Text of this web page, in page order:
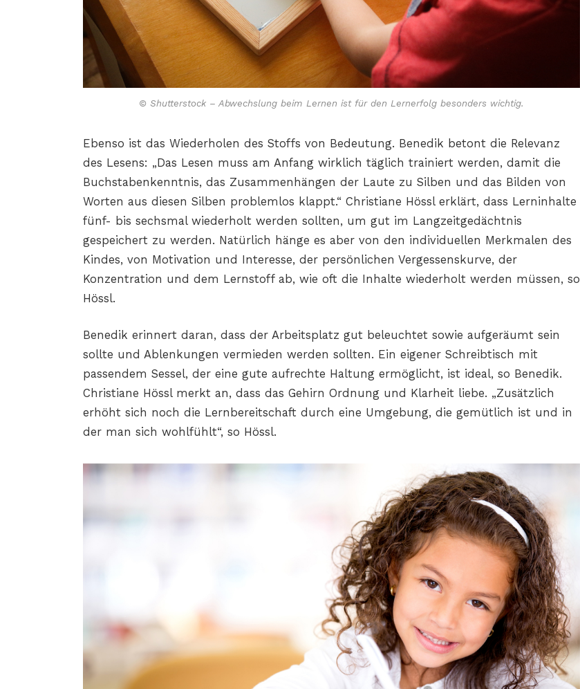
© Shutterstock – Abwechslung beim Lernen ist für den Lernerfolg besonders wichtig.
Ebenso ist das Wiederholen des Stoffs von Bedeutung. Benedik betont die Relevanz
des Lesens: „Das Lesen muss am Anfang wirklich täglich trainiert werden, damit die
Buchstabenkenntnis, das Zusammenhängen der Laute zu Silben und das Bilden von
Worten aus diesen Silben problemlos klappt.“ Christiane Hössl erklärt, dass Lerninhalte
fünf- bis sechsmal wiederholt werden sollten, um gut im Langzeitgedächtnis
gespeichert zu werden. Natürlich hänge es aber von den individuellen Merkmalen des
Kindes, von Motivation und Interesse, der persönlichen Vergessenskurve, der
Konzentration und dem Lernstoff ab, wie oft die Inhalte wiederholt werden müssen, so
Hössl.
Benedik erinnert daran, dass der Arbeitsplatz gut beleuchtet sowie aufgeräumt sein
sollte und Ablenkungen vermieden werden sollten. Ein eigener Schreibtisch mit
passendem Sessel, der eine gute aufrechte Haltung ermöglicht, ist ideal, so Benedik.
Christiane Hössl merkt an, dass das Gehirn Ordnung und Klarheit liebe. „Zusätzlich
erhöht sich noch die Lernbereitschaft durch eine Umgebung, die gemütlich ist und in
der man sich wohlfühlt“, so Hössl.